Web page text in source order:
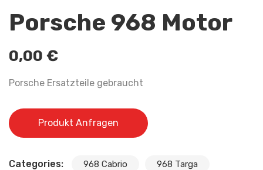
Porsche 968 Motor
0,00 €
Porsche Ersatzteile gebraucht
Produkt Anfragen
Categories: 968 Cabrio 968 Targa